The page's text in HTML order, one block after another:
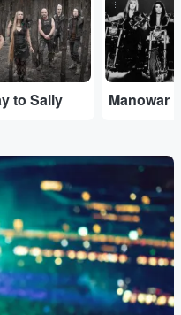
to Sally
...
Manowar